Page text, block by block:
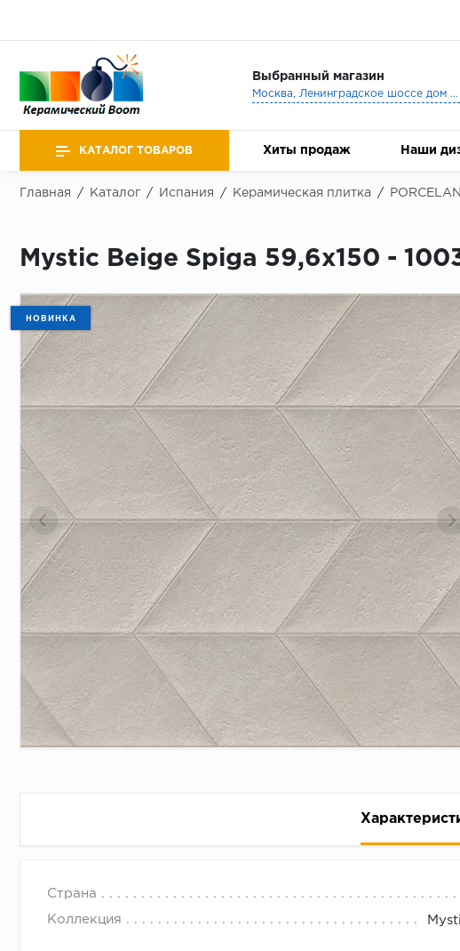
Выбранный магазин
Москва, Ленинградское шоссе дом 25, Торговый Центр Family Room, 2-ой этаж, Магазин Керамический Бум.
КАТАЛОГ ТОВАРОВ Хиты продаж Наши
Главная / Каталог / Испания / Керамическая плитка /
Mystic Beige Spiga 59,6x150 -
НОВИНКА
Страна
Коллекция